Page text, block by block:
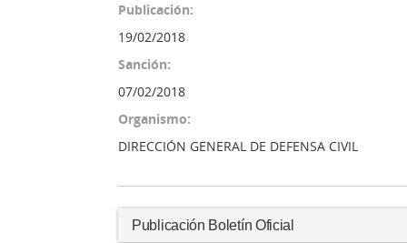
Publicación:
19/02/2018
Sanción:
07/02/2018
Organismo:
DIRECCIÓN GENERAL DE DEFENSA CIVIL
Publicación Boletín Oficial